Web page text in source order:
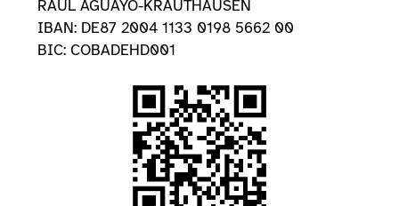
RAUL AGUAYO-KRAUTHAUSEN
IBAN: DE87 2004 1133 0198 5662 00
BIC: COBADEHD001